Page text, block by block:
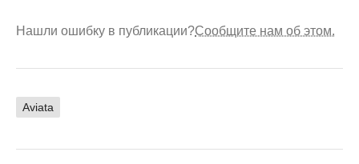
Нашли ошибку в публикации?Сообщите нам об этом.
Aviata